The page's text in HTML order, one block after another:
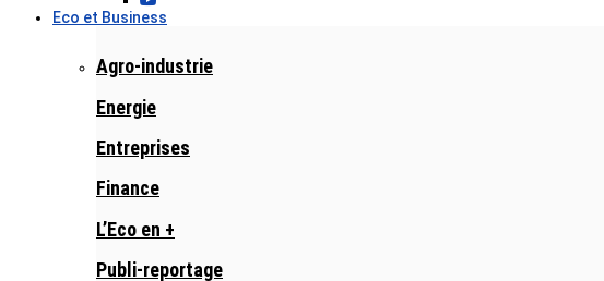
Eco et Business
Agro-industrie
Energie
Entreprises
Finance
L’Eco en +
Publi-reportage